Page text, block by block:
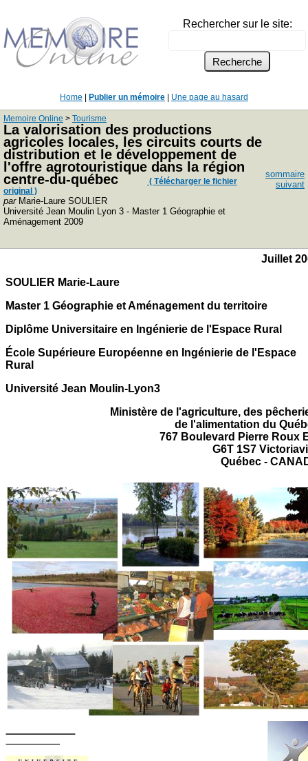
Rechercher sur le site:
Home Publier un mémoire Une page au hasard
Memoire Online > Tourisme
La valorisation des productions
agricoles locales, les circuits courts de
distribution et le développement de
l'offre agrotouristique dans la région
centre-du-québec
( Télécharger le fichier
original )
parMarie-Laure SOULIER
Université Jean Moulin Lyon 3 - Master 1 Géographie et
Aménagement 2009
sommaire
suivant
Juillet
SOULIER Marie-Laure
Master 1 Géographie et Aménagement du territoire
Diplôme Universitaire en Ingénierie de l'Espace Rural
École Supérieure Européenne en Ingénierie de l'Espace
Rural
Université Jean Moulin-Lyon3
Ministère de l'agriculture, des
de l'alimentation du
767 Boulevard Pierre Roux
G6T 1S7
Québec -